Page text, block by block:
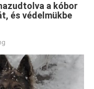
a kóbor
és védelmükbe